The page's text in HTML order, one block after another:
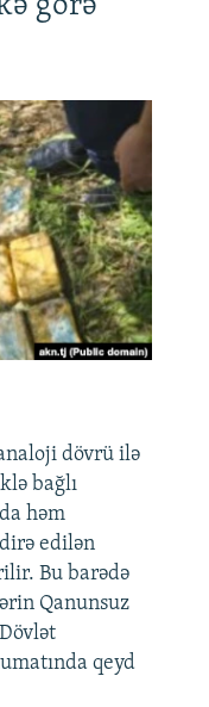
görə
dövrü ilə
bağlı
həm
edilən
Bu barədə
Qanunsuz
qeyd